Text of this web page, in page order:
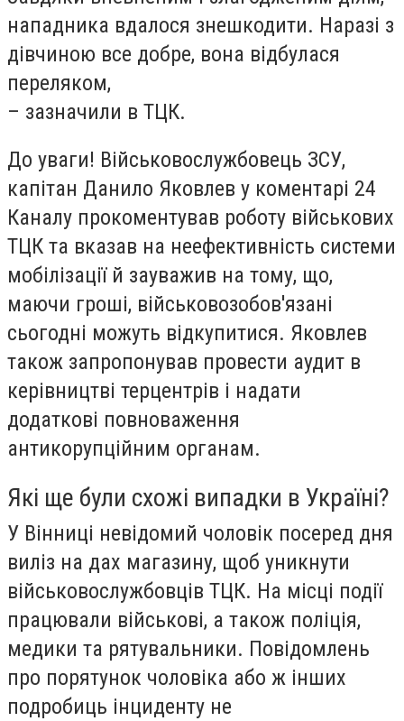
нападника вдалося знешкодити. Наразі з
дівчиною все добре, вона відбулася
переляком,
– зазначили в ТЦК.
До уваги! Військовослужбовець ЗСУ,
капітан Данило Яковлев у коментарі 24
Каналу прокоментував роботу військових
ТЦК та вказав на неефективність системи
мобілізації й зауважив на тому, що,
маючи гроші, військовозобов'язані
сьогодні можуть відкупитися. Яковлев
також запропонував провести аудит в
керівництві терцентрів і надати
додаткові повноваження
антикорупційним органам.
Які ще були схожі випадки в Україні?
У Вінниці невідомий чоловік посеред дня
виліз на дах магазину, щоб уникнути
військовослужбовців ТЦК. На місці події
працювали військові, а також поліція,
медики та рятувальники. Повідомлень
про порятунок чоловіка або ж інших
подробиць інциденту не